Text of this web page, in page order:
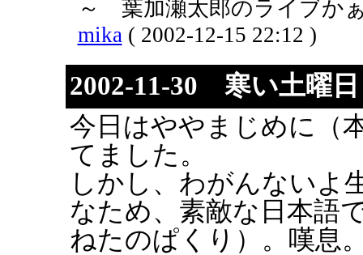
～ 葉加瀬太郎のライブか
mika ( 2002-12-15 22:12 )
2002-11-30 寒い土曜
今日はややまじめに（
てました。
しかし、わがんないよ
なため、素敵な日本語
ねたのぱくり）。嘆息